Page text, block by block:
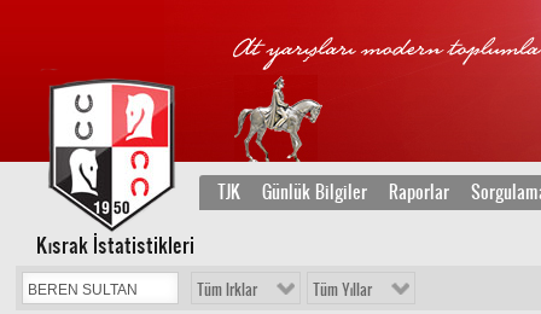
TJK Günlük Bilgiler Raporlar
Kısrak İstatistikleri
Tüm Irklar Tüm Yıllar